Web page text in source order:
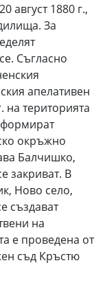
август 1880 г.,
За
Съгласно
апелативен
на територията
окръжно
Балчишко,
закриват. В
Ново село,
създават
на
е проведена от
съд Кръстю